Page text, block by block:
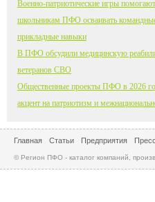
Военно-патриотические игры помогают
школьникам ПФО осваивать
прикладные навыки
В ПФО обсудили медицинскую
ветеранов СВО
Общественные проекты ПФО в 2026
акцент на патриотизм и
Главная Статьи Предприятия
© Регион ПФО - каталог компаний,